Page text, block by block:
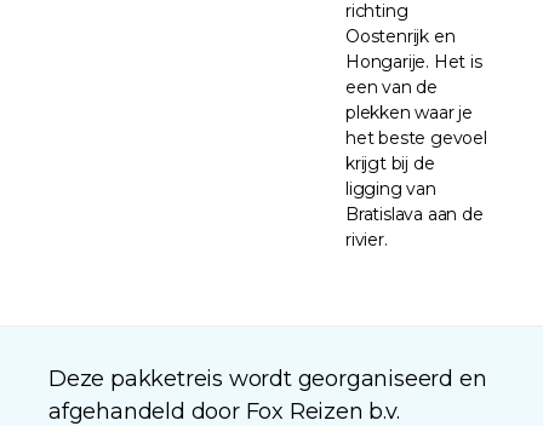
richting
Oostenrijk en
Hongarije. Het is
een van de
plekken waar je
het beste gevoel
krijgt bij de
ligging van
Bratislava aan de
rivier.
Deze pakketreis wordt georganiseerd en
afgehandeld door Fox Reizen b.v.